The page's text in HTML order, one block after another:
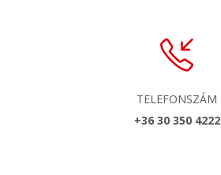
TELEFONSZÁM
+36 30 350 4222